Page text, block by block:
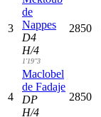
3
de
Nappes
D4
H/4
1'19"3
2850
4
Maclobel
de Fadaje
DP
H/4
2850